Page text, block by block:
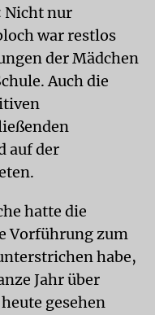
Nicht nur
war restlos
der Mädchen
Auch die
auf der
hatte die
Vorführung zum
habe,
Jahr über
gesehen